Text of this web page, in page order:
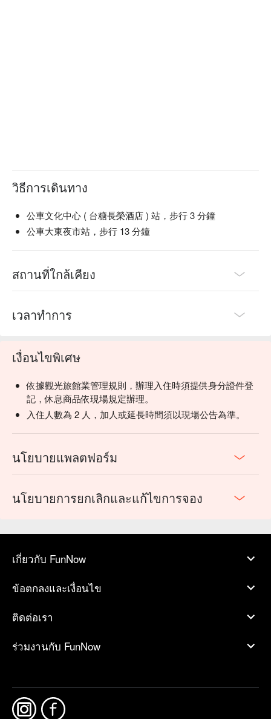
วิธีการเดินทาง
公車文化中心 ( 台糖長榮酒店 ) 站，步行 3 分鐘
公車大東夜市站，步行 13 分鐘
สถานที่ใกล้เคียง
เวลาทำการ
เงื่อนไขพิเศษ
依據觀光旅館業管理規則，辦理入住時須提供身分證件登
記，休息商品依現場規定辦理。
入住人數為 2 人，加人或延長時間須以現場公告為準。
นโยบายแพลตฟอร์ม
นโยบายการยกเลิกและแก้ไขการจอง
เกี่ยวกับ FunNow
ข้อตกลงและเงื่อนไข
ติดต่อเรา
ร่วมงานกับ FunNow